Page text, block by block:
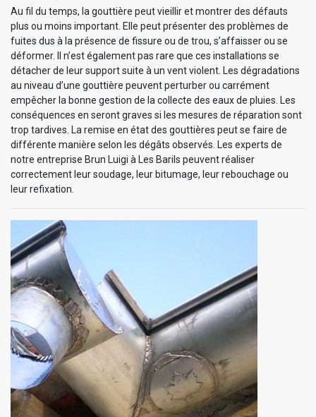
Au fil du temps, la gouttière peut vieillir et montrer des défauts
plus ou moins important. Elle peut présenter des problèmes de
fuites dus à la présence de fissure ou de trou, s’affaisser ou se
déformer. Il n’est également pas rare que ces installations se
détacher de leur support suite à un vent violent. Les dégradations
au niveau d’une gouttière peuvent perturber ou carrément
empêcher la bonne gestion de la collecte des eaux de pluies. Les
conséquences en seront graves si les mesures de réparation sont
trop tardives. La remise en état des gouttières peut se faire de
différente manière selon les dégâts observés. Les experts de
notre entreprise Brun Luigi à Les Barils peuvent réaliser
correctement leur soudage, leur bitumage, leur rebouchage ou
leur refixation.